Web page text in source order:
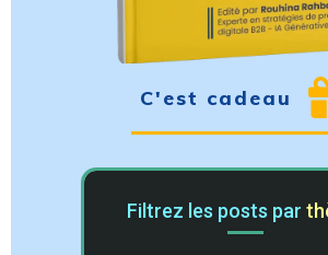
C'est cadeau
Filtrez les posts par